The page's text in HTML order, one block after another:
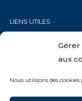
aux
Nous utilisons des
LIENS UTILES
Ligue AURA Golf
CDOS 74
Galaxie Golf